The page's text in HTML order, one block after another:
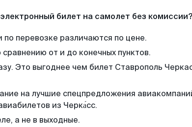
билет на самолет без комиссии?
по перевозке различаются по цене.
от и до конечных пунктов.
Это выгоднее чем билет Ставрополь
на лучшие спецпредложения
из Черка́сс.
а не в выходные.